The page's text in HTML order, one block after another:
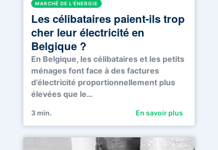
MARCHÉ DE L'ÉNERGIE
Les célibataires paient-ils trop
cher leur électricité en
Belgique ?
En Belgique, les célibataires et les petits
ménages font face à des factures
d’électricité proportionnellement plus
élevées que le…
3 min. En savoir plus